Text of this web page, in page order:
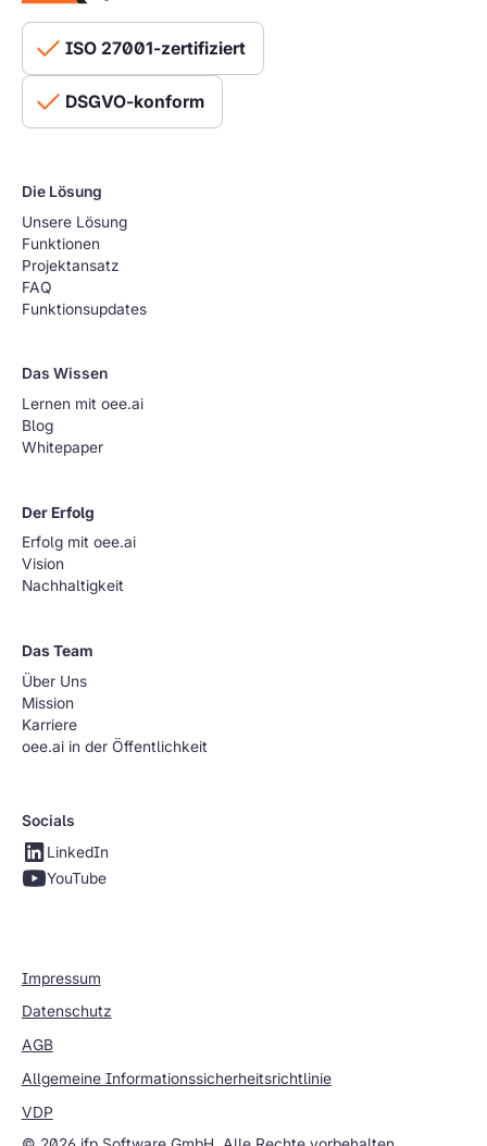
ISO 27001-zertifiziert
DSGVO-konform
Die Lösung
Unsere Lösung
Funktionen
Projektansatz
FAQ
Funktionsupdates
Das Wissen
Lernen mit oee.ai
Blog
Whitepaper
Der Erfolg
Erfolg mit oee.ai
Vision
Nachhaltigkeit
Das Team
Über Uns
Mission
Karriere
oee.ai in der Öffentlichkeit
Socials
LinkedIn
YouTube
Impressum
Datenschutz
AGB
Allgemeine Informationssicherheitsrichtlinie
VDP